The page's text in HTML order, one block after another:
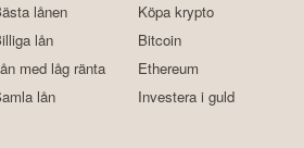
lånen
lån
med låg ränta
lån
Köpa krypto
Bitcoin
Ethereum
Investera i guld